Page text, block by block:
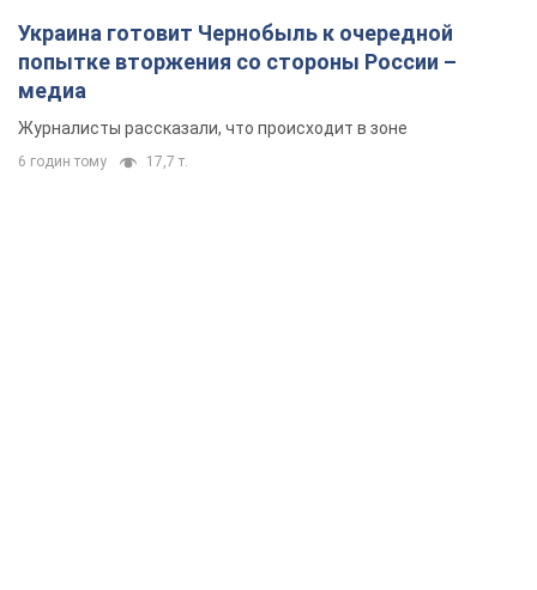
Украина готовит Чернобыль к очередной
попытке вторжения со стороны России –
медиа
Журналисты рассказали, что происходит в зоне
6 годин тому 17,7 т.